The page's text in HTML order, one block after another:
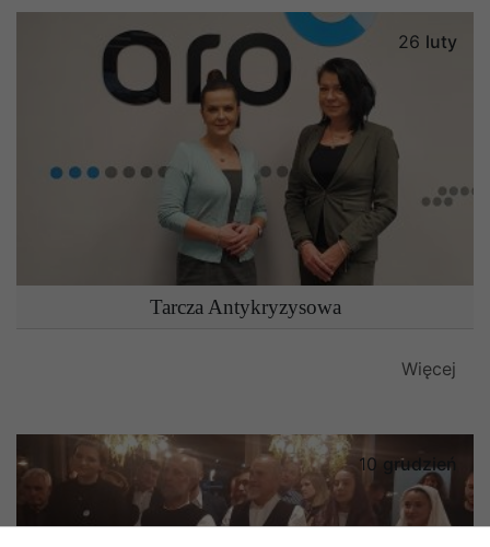
26 luty
Tarcza Antykryzysowa
Więcej
10 grudzień